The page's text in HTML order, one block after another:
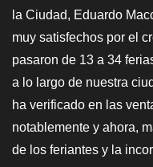
la Ciudad, Eduardo
muy satisfechos por el
pasaron de 13 a 34
a lo largo de nuestra
ha verificado en las
notablemente y ahora,
de los feriantes y la